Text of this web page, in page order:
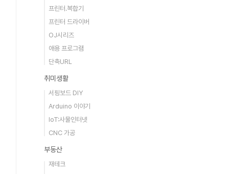
프린터.복합기
프린터 드라이버
OJ시리즈
애용 프로그램
단축URL
취미생활
서핑보드 DIY
Arduino 이야기
IoT:사물인터넷
CNC 가공
부동산
재테크